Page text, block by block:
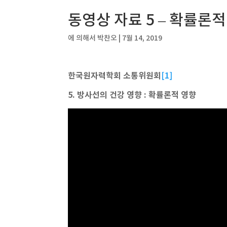
동영상 자료 5 – 확률론
에 의해서 박찬오 7월 14, 2019
한국원자력학회 소통위원회[1]
5. 방사선의 건강 영향 : 확률론적 영향